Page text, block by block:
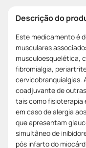
Descrição do
Este medicamento é
musculares
musculoesquelética,
fibromialgia,
cervicobranquialgias.
coadjuvante de
tais como fisioterapia
em caso de alergia
que apresentam
simultâneo de
pós infarto do